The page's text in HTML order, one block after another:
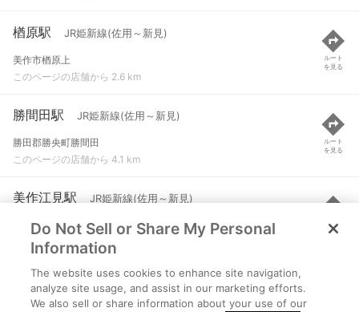
楢原駅 JR姫新線(佐用～新見)
美作市楢原上
このページの店舗から 2.6 km
ルート
を見る
勝間田駅 JR姫新線(佐用～新見)
勝田郡勝央町勝間田
このページの店舗から 4.1 km
ルート
を見る
美作江見駅 JR姫新線(佐用～新見)
美作市川北
このページの店舗から 5.5 km
ルート
を見る
西勝間田駅 JR姫新線(佐用～新見)
勝田郡勝央町黒坂
Do Not Sell or Share My Personal
Information
The website uses cookies to enhance site navigation,
analyze site usage, and assist in our marketing efforts.
We also sell or share information about your use of our